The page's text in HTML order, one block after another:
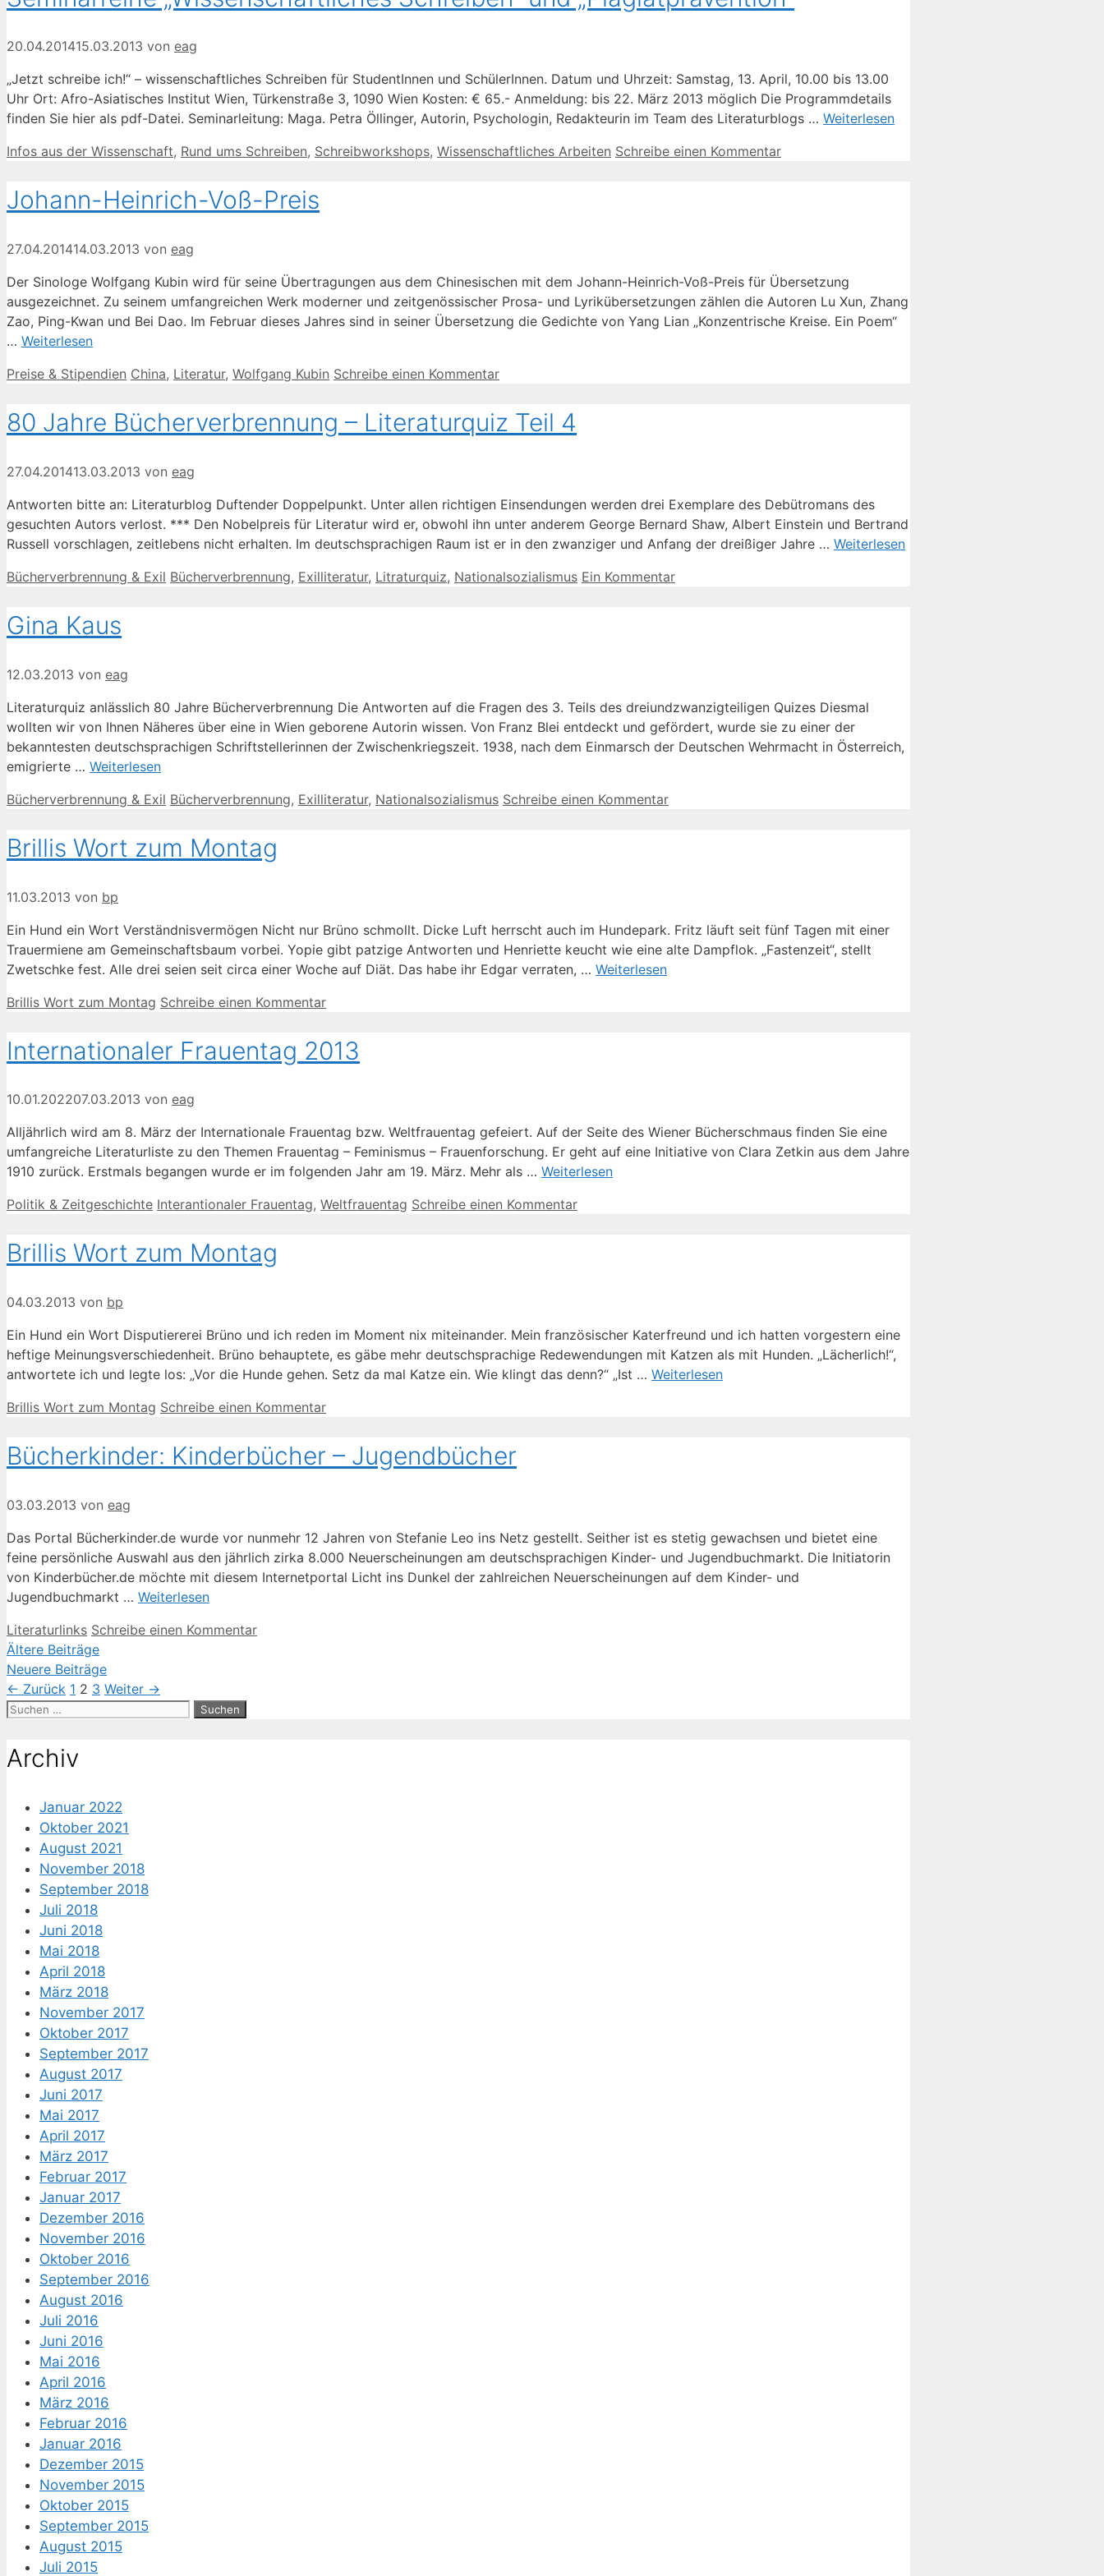
20.04.201415.03.2013 von eag
„Jetzt schreibe ich!“ – wissenschaftliches Schreiben für StudentInnen und SchülerInnen. Datum und Uhrzeit: Samstag, 13. April, 10.00 bis 13.00
Uhr Ort: Afro-Asiatisches Institut Wien, Türkenstraße 3, 1090 Wien Kosten: € 65.- Anmeldung: bis 22. März 2013 möglich Die Programmdetails
finden Sie hier als pdf-Datei. Seminarleitung: Maga. Petra Öllinger, Autorin, Psychologin, Redakteurin im Team des Literaturblogs … Weiterlesen
Kategorien
Infos aus der Wissenschaft, Rund ums Schreiben, Schreibworkshops, Wissenschaftliches Arbeiten Schreibe einen Kommentar
Johann-Heinrich-Voß-Preis
27.04.201414.03.2013 von eag
Der Sinologe Wolfgang Kubin wird für seine Übertragungen aus dem Chinesischen mit dem Johann-Heinrich-Voß-Preis für Übersetzung
ausgezeichnet. Zu seinem umfangreichen Werk moderner und zeitgenössischer Prosa- und Lyrikübersetzungen zählen die Autoren Lu Xun, Zhang
Zao, Ping-Kwan und Bei Dao. Im Februar dieses Jahres sind in seiner Übersetzung die Gedichte von Yang Lian „Konzentrische Kreise. Ein Poem“
… Weiterlesen
Kategorien
Preise & Stipendien Schlagwörter
China, Literatur, Wolfgang Kubin Schreibe einen Kommentar
80 Jahre Bücherverbrennung – Literaturquiz Teil 4
27.04.201413.03.2013 von eag
Antworten bitte an: Literaturblog Duftender Doppelpunkt. Unter allen richtigen Einsendungen werden drei Exemplare des Debütromans des
gesuchten Autors verlost. *** Den Nobelpreis für Literatur wird er, obwohl ihn unter anderem George Bernard Shaw, Albert Einstein und Bertrand
Russell vorschlagen, zeitlebens nicht erhalten. Im deutschsprachigen Raum ist er in den zwanziger und Anfang der dreißiger Jahre … Weiterlesen
Kategorien
Bücherverbrennung & Exil Schlagwörter
Bücherverbrennung, Exilliteratur, Litraturquiz, Nationalsozialismus Ein Kommentar
Gina Kaus
12.03.2013 von eag
Literaturquiz anlässlich 80 Jahre Bücherverbrennung Die Antworten auf die Fragen des 3. Teils des dreiundzwanzigteiligen Quizes Diesmal
wollten wir von Ihnen Näheres über eine in Wien geborene Autorin wissen. Von Franz Blei entdeckt und gefördert, wurde sie zu einer der
bekanntesten deutschsprachigen Schriftstellerinnen der Zwischenkriegszeit. 1938, nach dem Einmarsch der Deutschen Wehrmacht in Österreich,
emigrierte … Weiterlesen
Kategorien
Bücherverbrennung & Exil Schlagwörter
Bücherverbrennung, Exilliteratur, Nationalsozialismus Schreibe einen Kommentar
Brillis Wort zum Montag
11.03.2013 von bp
Ein Hund ein Wort Verständnisvermögen Nicht nur Brüno schmollt. Dicke Luft herrscht auch im Hundepark. Fritz läuft seit fünf Tagen mit einer
Trauermiene am Gemeinschaftsbaum vorbei. Yopie gibt patzige Antworten und Henriette keucht wie eine alte Dampflok. „Fastenzeit“, stellt
Zwetschke fest. Alle drei seien seit circa einer Woche auf Diät. Das habe ihr Edgar verraten, … Weiterlesen
Kategorien
Brillis Wort zum Montag Schreibe einen Kommentar
Internationaler Frauentag 2013
10.01.202207.03.2013 von eag
Alljährlich wird am 8. März der Internationale Frauentag bzw. Weltfrauentag gefeiert. Auf der Seite des Wiener Bücherschmaus finden Sie eine
umfangreiche Literaturliste zu den Themen Frauentag – Feminismus – Frauenforschung. Er geht auf eine Initiative von Clara Zetkin aus dem Jahre
1910 zurück. Erstmals begangen wurde er im folgenden Jahr am 19. März. Mehr als … Weiterlesen
Kategorien
Politik & Zeitgeschichte Schlagwörter
Interantionaler Frauentag, Weltfrauentag Schreibe einen Kommentar
Brillis Wort zum Montag
04.03.2013 von bp
Ein Hund ein Wort Disputiererei Brüno und ich reden im Moment nix miteinander. Mein französischer Katerfreund und ich hatten vorgestern eine
heftige Meinungsverschiedenheit. Brüno behauptete, es gäbe mehr deutschsprachige Redewendungen mit Katzen als mit Hunden. „Lächerlich!“,
antwortete ich und legte los: „Vor die Hunde gehen. Setz da mal Katze ein. Wie klingt das denn?“ „Ist … Weiterlesen
Kategorien
Brillis Wort zum Montag Schreibe einen Kommentar
Bücherkinder: Kinderbücher – Jugendbücher
03.03.2013 von eag
Das Portal Bücherkinder.de wurde vor nunmehr 12 Jahren von Stefanie Leo ins Netz gestellt. Seither ist es stetig gewachsen und bietet eine
feine persönliche Auswahl aus den jährlich zirka 8.000 Neuerscheinungen am deutschsprachigen Kinder- und Jugendbuchmarkt. Die Initiatorin
von Kinderbücher.de möchte mit diesem Internetportal Licht ins Dunkel der zahlreichen Neuerscheinungen auf dem Kinder- und
Jugendbuchmarkt … Weiterlesen
Kategorien
Literaturlinks Schreibe einen Kommentar
Ältere Beiträge
Neuere Beiträge
← Zurück Seite
1 Seite
2 Seite
3 Weiter →
Suche
Archiv
Januar 2022
Oktober 2021
August 2021
November 2018
September 2018
Juli 2018
Juni 2018
Mai 2018
April 2018
März 2018
November 2017
Oktober 2017
September 2017
August 2017
Juni 2017
Mai 2017
April 2017
März 2017
Februar 2017
Januar 2017
Dezember 2016
November 2016
Oktober 2016
September 2016
August 2016
Juli 2016
Juni 2016
Mai 2016
April 2016
März 2016
Februar 2016
Januar 2016
Dezember 2015
November 2015
Oktober 2015
September 2015
August 2015
Juli 2015